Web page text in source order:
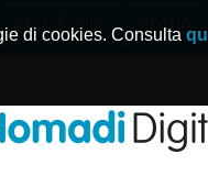
Manifesto Storie
di cookies. Consulta